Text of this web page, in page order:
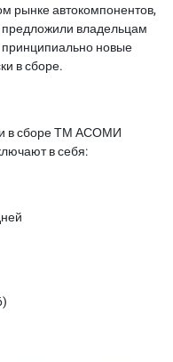
рынке автокомпонентов,
предложили владельцам
новые
в сборе.
в сборе ТМ АСОМИ
в себя: